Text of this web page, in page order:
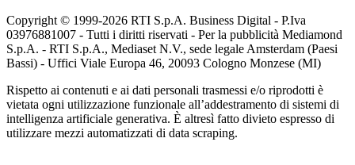
Copyright © 1999-2026 RTI S.p.A. Business Digital - P.Iva
03976881007 - Tutti i diritti riservati - Per la pubblicità Mediamond
S.p.A. - RTI S.p.A., Mediaset N.V., sede legale Amsterdam (Paesi
Bassi) - Uffici Viale Europa 46, 20093 Cologno Monzese (MI)
Rispetto ai contenuti e ai dati personali trasmessi e/o riprodotti è
vietata ogni utilizzazione funzionale all’addestramento di sistemi di
intelligenza artificiale generativa. È altresì fatto divieto espresso di
utilizzare mezzi automatizzati di data scraping.